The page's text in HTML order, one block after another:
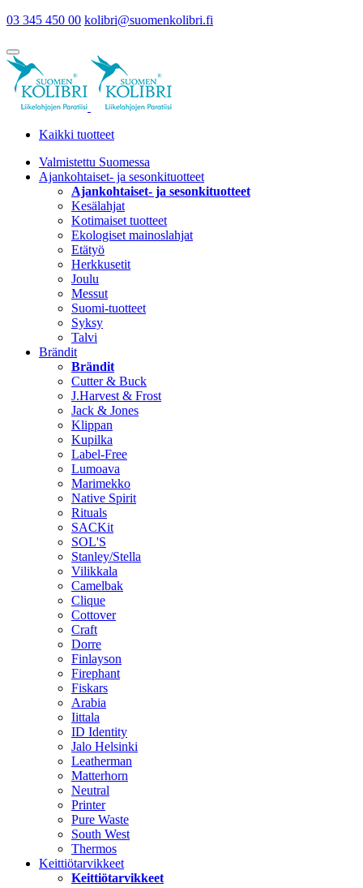
03 345 450 00 kolibri@suomenkolibri.fi
Kaikki tuotteet
Valmistettu Suomessa
Ajankohtaiset- ja sesonkituotteet
Ajankohtaiset- ja sesonkituotteet
Kesälahjat
Kotimaiset tuotteet
Ekologiset mainoslahjat
Etätyö
Herkkusetit
Joulu
Messut
Suomi-tuotteet
Syksy
Talvi
Brändit
Brändit
Cutter & Buck
J.Harvest & Frost
Jack & Jones
Klippan
Kupilka
Label-Free
Lumoava
Marimekko
Native Spirit
Rituals
SACKit
SOL'S
Stanley/Stella
Vilikkala
Camelbak
Clique
Cottover
Craft
Dorre
Finlayson
Firephant
Fiskars
Arabia
Iittala
ID Identity
Jalo Helsinki
Leatherman
Matterhorn
Neutral
Printer
Pure Waste
South West
Thermos
Keittiötarvikkeet
Keittiötarvikkeet